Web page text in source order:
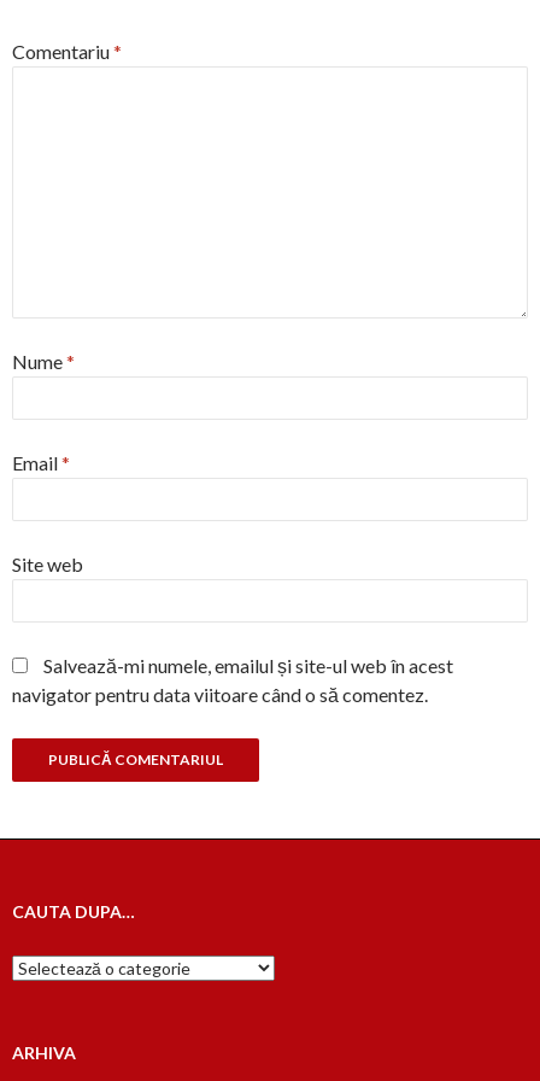
Comentariu*
Nume*
Email*
Site web
Salvează-mi numele, emailul și site-ul web în acest
navigator pentru data viitoare când o să comentez.
CAUTA DUPA…
Cauta
dupa…
ARHIVA